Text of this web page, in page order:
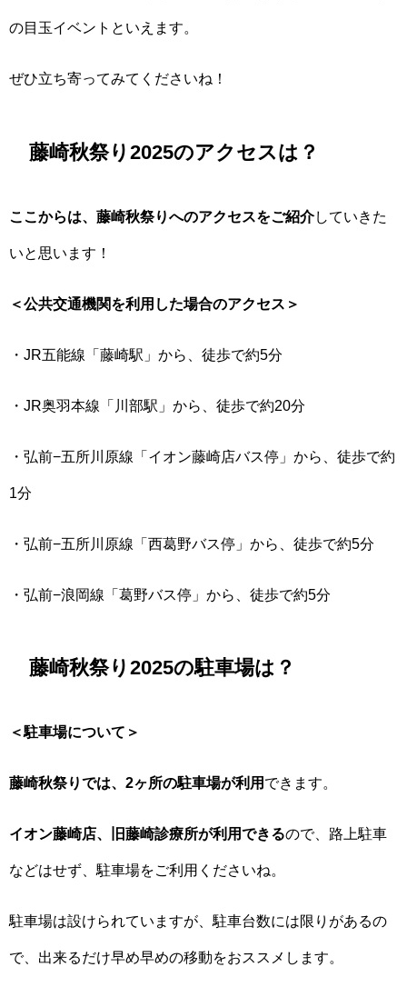
の目玉イベントといえます。
ぜひ立ち寄ってみてくださいね！
藤崎秋祭り2025のアクセスは？
ここからは、藤崎秋祭りへのアクセスをご紹介していきた
いと思います！
＜公共交通機関を利用した場合のアクセス＞
・JR五能線「藤崎駅」から、徒歩で約5分
・JR奥羽本線「川部駅」から、徒歩で約20分
・弘前−五所川原線「イオン藤崎店バス停」から、徒歩で約
1分
・弘前−五所川原線「西葛野バス停」から、徒歩で約5分
・弘前−浪岡線「葛野バス停」から、徒歩で約5分
藤崎秋祭り2025の駐車場は？
＜駐車場について＞
藤崎秋祭りでは、2ヶ所の駐車場が利用 できます。
イオン藤崎店、旧藤崎診療所が利用できるので、路上駐車
などはせず、駐車場をご利用くださいね。
駐車場は設けられていますが、駐車台数には限りがあるの
で、出来るだけ早め早めの移動をおススメします。